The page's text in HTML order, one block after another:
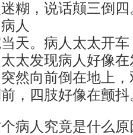
糊，说话颠三倒
人
天。病人太太开
太发现病人好像
然向前倒在地上
，四肢好像在颤抖
病人究竟是什么